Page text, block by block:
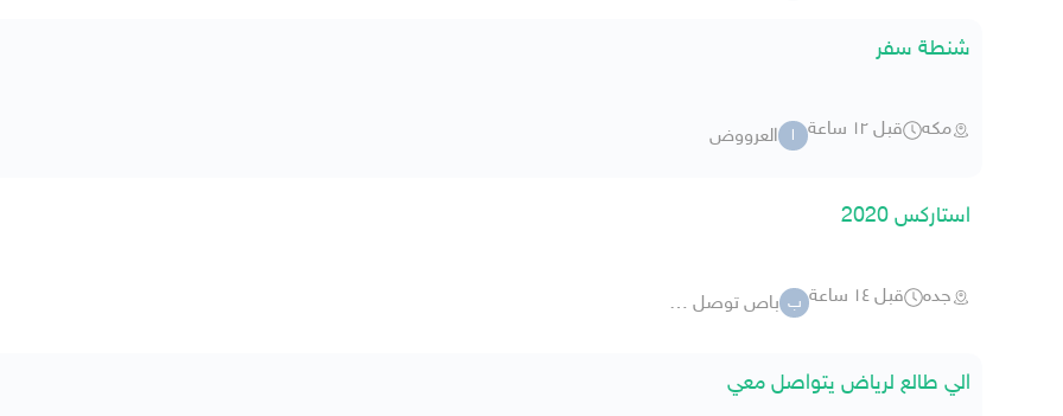
شنطة سفر
مكه قبل ١٢ ساعة ا العرووض
استاركس 2020
جده قبل ١٤ ساعة ب باص توصل عقود شهريه
الي طالع لرياض يتواصل معي